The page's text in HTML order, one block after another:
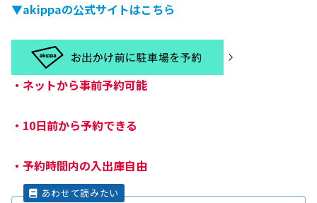
▼akippaの公式サイトはこちら
・ ネットから事前予約可能
・ 10日前から予約できる
・ 予約時間内の入出庫自由